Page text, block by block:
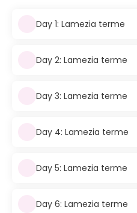
Day 1: Lamezia terme
Day 2: Lamezia terme
Day 3: Lamezia terme
Day 4: Lamezia terme
Day 5: Lamezia terme
Day 6: Lamezia terme